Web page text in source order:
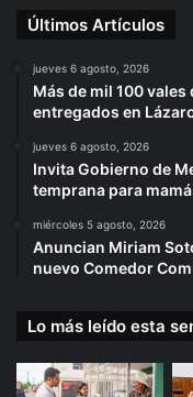
Últimos Artículos
jueves 6 agosto, 2026
Más de mil 100
entregados en
jueves 6 agosto, 2026
Invita Gobierno de
temprana para
miércoles 5 agosto, 2026
Anuncian Miriam
nuevo Comedor
Lo más leído esta